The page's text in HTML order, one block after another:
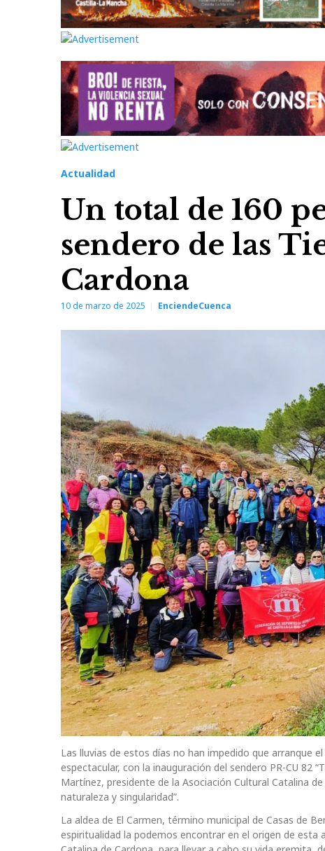
Actualidad
Un total de 160
sendero de las
Cardona
10 de marzo de 2025 EnciendeCuenca
Las lluvias de estos días no han impedido que arranque
espectacular, con la inauguración del sendero PR-CU 82
Martínez, presidente de la Asociación Cultural Catalina
naturaleza y singularidad”.
La aldea de El Carmen, término municipal de Casas de
espiritualidad la podemos encontrar en el origen de esta